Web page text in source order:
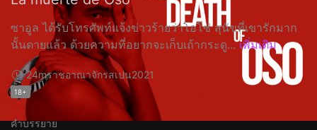
ซาอูล ได้รับโทรศัพท์แจ้งข่าวร้ายว่าโอโซ่ สุนัขที่เขารักมาก
นั้นตายแล้ว ด้วยความที่อยากจะเก็บเถ้ากระดู... เพิ่มเติม
24mราชอาณาจักรสเปน2021
18+
คำบรรยาย